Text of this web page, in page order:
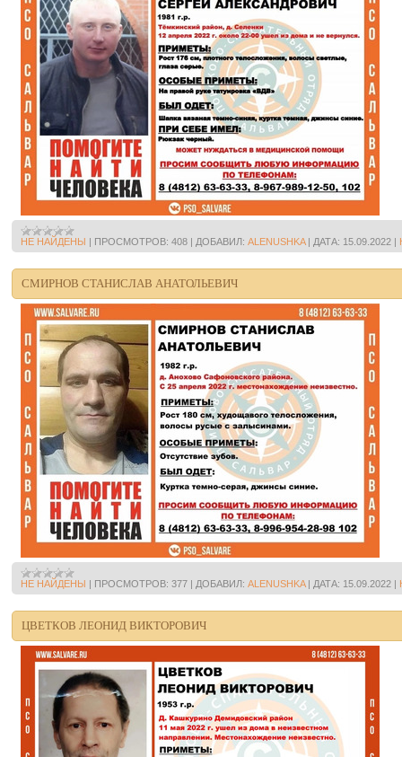
НЕ НАЙДЕНЫ | ПРОСМОТРОВ: 408 | ДОБАВИЛ: ALENUSHKA| ДАТА: 15.09.2022 |
СМИРНОВ СТАНИСЛАВ АНАТОЛЬЕВИЧ
НЕ НАЙДЕНЫ | ПРОСМОТРОВ: 377 | ДОБАВИЛ: ALENUSHKA| ДАТА: 15.09.2022 |
ЦВЕТКОВ ЛЕОНИД ВИКТОРОВИЧ